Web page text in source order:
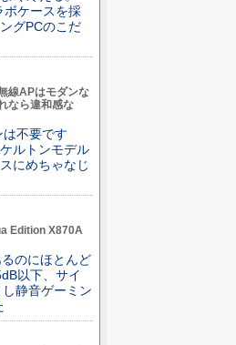
ボケースを採
グPCのこだ
線APはモダンな
なら違和感な
不要です
ルトンモデル
にめちゃなじ
Edition X870A
のにほとんど
以下、サイ
静音ゲーミン